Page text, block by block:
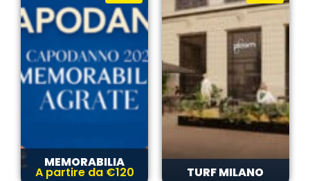
MEMORABILIA
A partire da €120 TURF MILANO